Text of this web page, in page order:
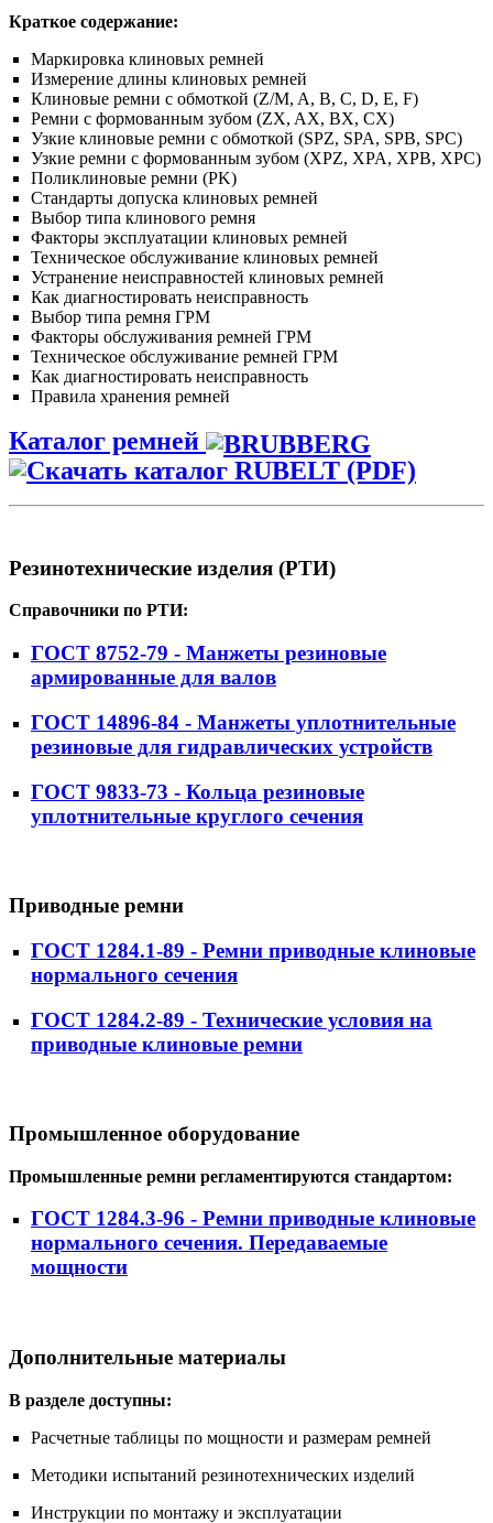
Краткое содержание:
Маркировка клиновых ремней
Измерение длины клиновых ремней
Клиновые ремни с обмоткой (Z/M, A, B, C, D, E, F)
Ремни с формованным зубом (ZX, AX, BX, CX)
Узкие клиновые ремни с обмоткой (SPZ, SPA, SPB, SPC)
Узкие ремни с формованным зубом (XPZ, XPA, XPB, XPC)
Поликлиновые ремни (PK)
Стандарты допуска клиновых ремней
Выбор типа клинового ремня
Факторы эксплуатации клиновых ремней
Техническое обслуживание клиновых ремней
Устранение неисправностей клиновых ремней
Как диагностировать неисправность
Выбор типа ремня ГРМ
Факторы обслуживания ремней ГРМ
Техническое обслуживание ремней ГРМ
Как диагностировать неисправность
Правила хранения ремней
Каталог ремней
Резинотехнические изделия (РТИ)
Справочники по РТИ:
ГОСТ 8752-79 - Манжеты резиновые
армированные для валов
ГОСТ 14896-84 - Манжеты уплотнительные
резиновые для гидравлических устройств
ГОСТ 9833-73 - Кольца резиновые
уплотнительные круглого сечения
Приводные ремни
ГОСТ 1284.1-89 - Ремни приводные клиновые
нормального сечения
ГОСТ 1284.2-89 - Технические условия на
приводные клиновые ремни
Промышленное оборудование
Промышленные ремни регламентируются стандартом:
ГОСТ 1284.3-96 - Ремни приводные клиновые
нормального сечения. Передаваемые
мощности
Дополнительные материалы
В разделе доступны:
Расчетные таблицы по мощности и размерам ремней
Методики испытаний резинотехнических изделий
Инструкции по монтажу и эксплуатации